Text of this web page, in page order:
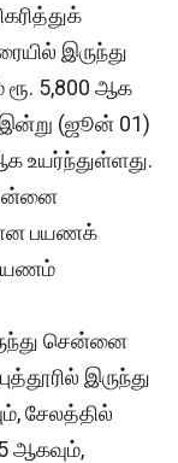
இருந்து
5,800 ஆக
(ஜூன் 01)
உயர்ந்துள்ளது.
பயணக்
சென்னை
இருந்து
சேலத்தில்
ஆகவும்,